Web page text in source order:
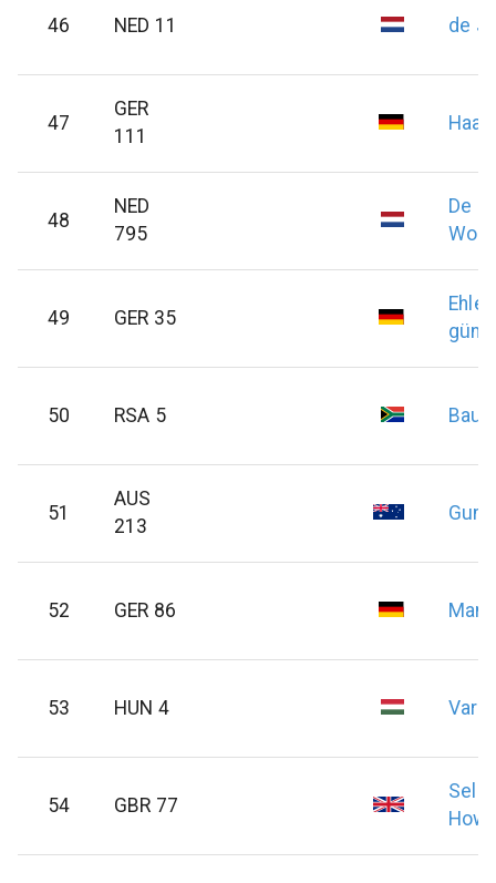
46 NED 11 de
47
GER
111
48
NED
795
De
49 GER 35
50 RSA 5
51
AUS
213
52 GER 86
53 HUN 4
54 GBR 77